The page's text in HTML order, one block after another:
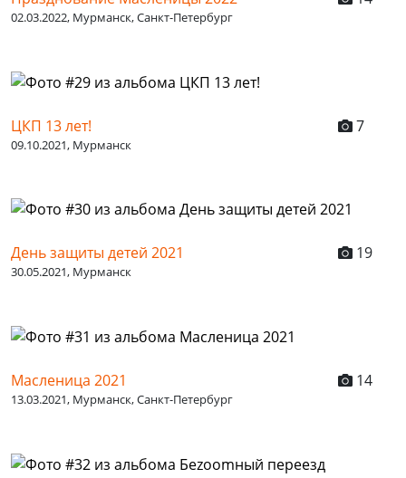
02.03.2022, Мурманск, Санкт-Петербург
ЦКП 13 лет! 7
09.10.2021, Мурманск
День защиты детей 2021 19
30.05.2021, Мурманск
Масленица 2021 14
13.03.2021, Мурманск, Санкт-Петербург